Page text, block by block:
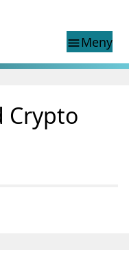
menuMeny
home page
Crypto